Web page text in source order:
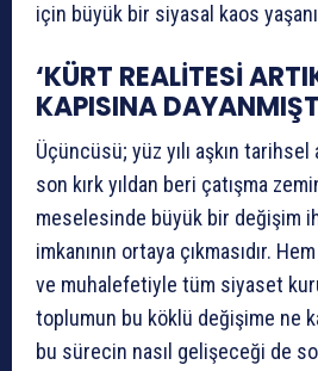
için büyük bir siyasal kaos
‘KÜRT REALİTESİ
KAPISINA
Üçüncüsü; yüz yılı aşkın tarihsel
son kırk yıldan beri çatışma
meselesinde büyük bir değişim
imkanının ortaya çıkmasıdır.
ve muhalefetiyle tüm siyaset
toplumun bu köklü değişime ne
bu sürecin nasıl gelişeceği de